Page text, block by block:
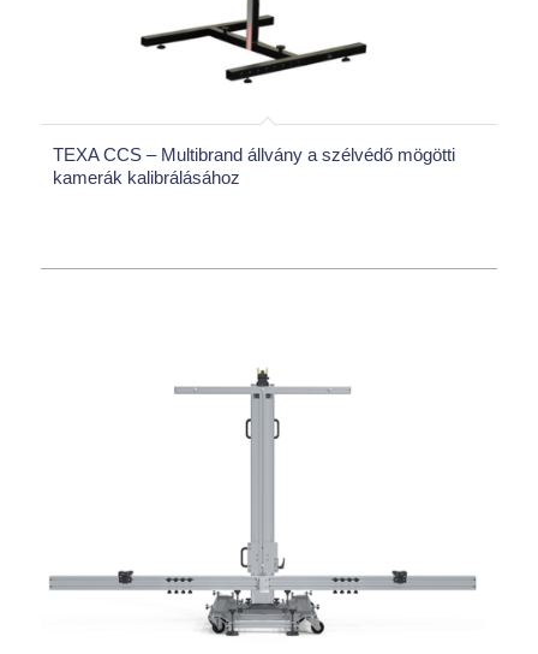
TEXA CCS – Multibrand állvány a szélvédő mögötti
kamerák kalibrálásához